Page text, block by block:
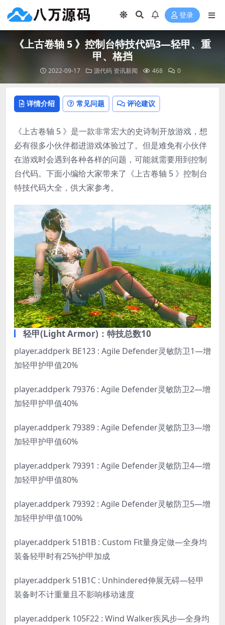
登录
《上古卷轴 5 》控制台特技代码3—轻甲、重
甲、格挡
2022-09-17 源代码 资讯新闻 468 0
详情介绍 常见问题 评论建议
《上古卷轴 5 》是一款非常宏大的史诗制开放游戏，想
必有很多小伙伴都进游戏体验过了。但是难免有小伙伴
在游戏时会遇到各种各样的问题，可能就需要用到控制
台代码。下面小编给大家带来了《上古卷轴 5 》控制台
特技代码大全，供大家参考。
轻甲(Light Armor)：特技总数10
player.addperk BE123 : Agile Defender灵敏防卫1—增
加轻甲护甲值20%
player.addperk 79376 : Agile Defender灵敏防卫2—增
加轻甲护甲值40%
player.addperk 79389 : Agile Defender灵敏防卫3—增
加轻甲护甲值60%
player.addperk 79391 : Agile Defender灵敏防卫4—增
加轻甲护甲值80%
player.addperk 79392 : Agile Defender灵敏防卫5—增
加轻甲护甲值100%
player.addperk 51B1B : Custom Fit量身定做—全身均
装备轻甲时有25%护甲加成
player.addperk 51B1C : Unhindered伸展无碍—轻甲
装备时不计重量且不影响移动速度
player.addperk 105F22 : Wind Walker疾风步—全身均